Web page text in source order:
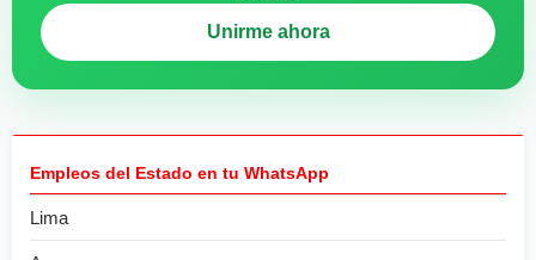
Unirme ahora
Empleos del Estado en tu WhatsApp
Lima